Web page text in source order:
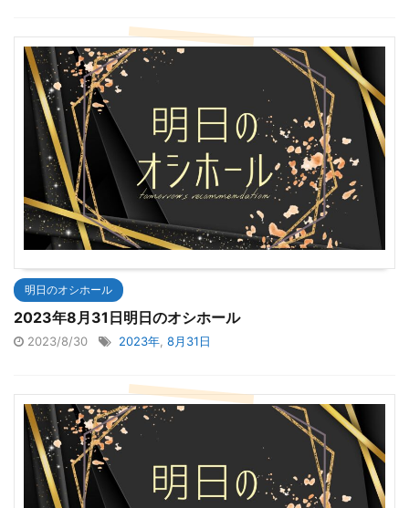
明日のオシホール
2023年8月31日明日のオシホール
2023/8/30 2023年 8月31日